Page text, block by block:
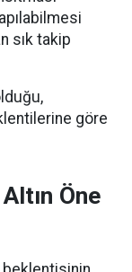
sık takip
göre
Öne